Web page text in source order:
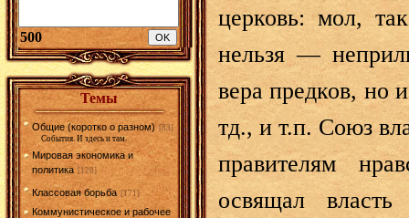
500
Темы
Общие (коротко о разном) [83]
События. И здесь и там.
Мировая экономика и
политика [128]
Классовая борьба [171]
Коммунистическое и рабочее
церковь: мол,
нельзя —
вера предков, но
тд., и т.п. Союз
правителям
освящал